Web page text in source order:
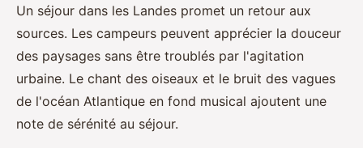
Un séjour dans les Landes promet un retour aux
sources. Les campeurs peuvent apprécier la douceur
des paysages sans être troublés par l'agitation
urbaine. Le chant des oiseaux et le bruit des vagues
de l'océan Atlantique en fond musical ajoutent une
note de sérénité au séjour.